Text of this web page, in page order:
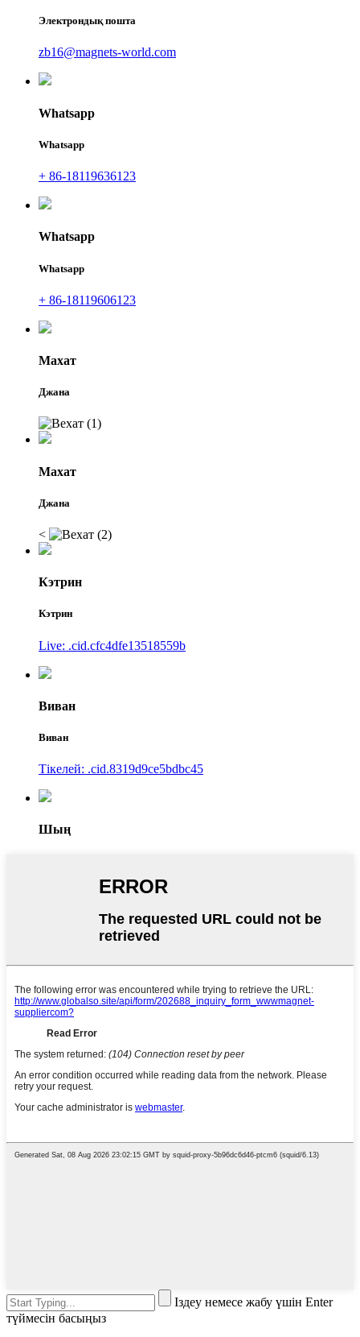
Электрондық пошта
zb16@magnets-world.com
Whatsapp
Whatsapp
+ 86-18119636123
Whatsapp
Whatsapp
+ 86-18119606123
Махат
Джана
Махат
Джана
<
Кэтрин
Кэтрин
Live: .cid.cfc4dfe13518559b
Виван
Виван
Тікелей: .cid.8319d9ce5bdbc45
Шың
Іздеу немесе жабу үшін Enter
түймесін басыңыз